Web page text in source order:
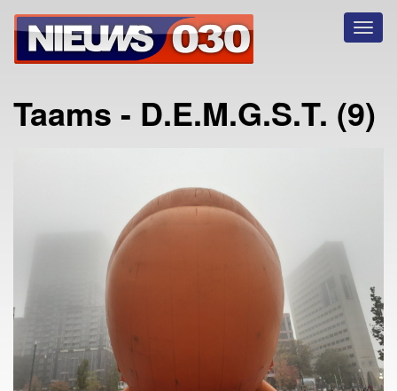
Taams - D.E.M.G.S.T. (9)